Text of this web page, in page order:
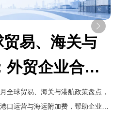
易、海关与
外贸企业合规
全球贸易、海关与港航政策盘点，
口运营与海运附加费，帮助企业快